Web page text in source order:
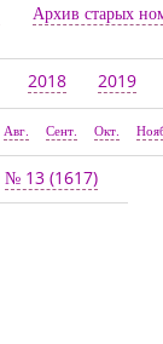
Архив старых
2018 2019
Авг. Сент. Окт.
№ 13 (1617)